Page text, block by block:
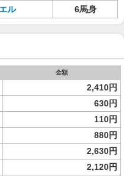
ル 6馬身
金額
2,410円
630円
110円
880円
2,630円
2,120円